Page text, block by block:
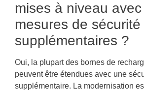
mises à niveau
mesures de sécurité
supplémentaires ?
Oui, la plupart des bornes de
peuvent être étendues avec une
supplémentaire. La modernisation